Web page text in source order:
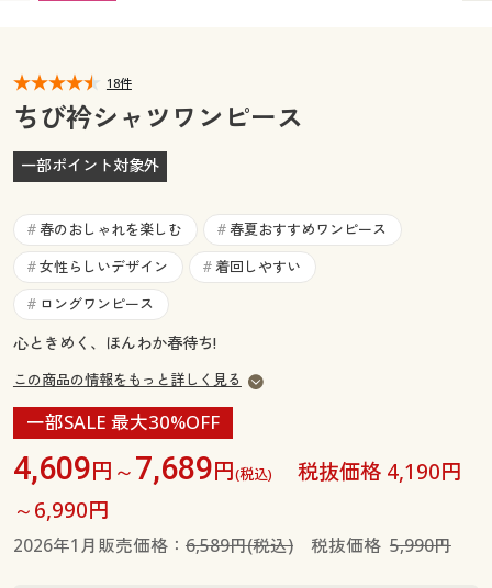
マイページ
閲覧履歴
お気に入り
サポート
ご利用ガイド
よくある質問とお問い合わせ
閲覧履歴
ご利用ガイド
よくある質問とお問い合わせ
18件
ちび衿シャツワンピース
一部ポイント対象外
# 春のおしゃれを楽しむ # 春夏おすすめワンピース
# 女性らしいデザイン # 着回しやすい
# ロングワンピース
心ときめく、ほんわか春待ち!
この商品の情報をもっと詳しく見る
一部SALE 最大30%OFF
4,609円～7,689円(税込)
税抜価格 4,190円
～6,990円
2026年1月販売価格： 6,589円(税込)税抜価格 5,990円